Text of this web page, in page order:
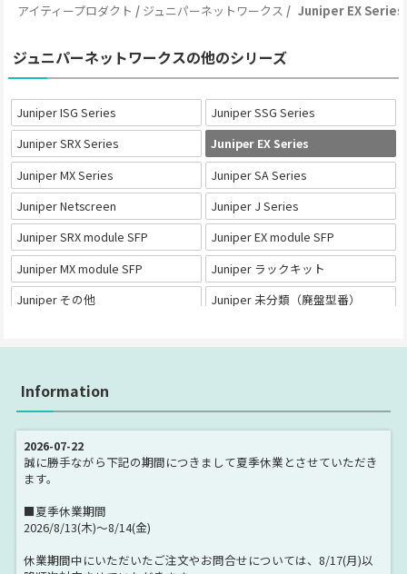
アイティープロダクト ジュニパーネットワークス Juniper EX Series
ジュニパーネットワークスの他のシリーズ
Juniper ISG Series
Juniper SSG Series
Juniper SRX Series
Juniper EX Series
Juniper MX Series
Juniper SA Series
Juniper Netscreen
Juniper J Series
Juniper SRX module SFP
Juniper EX module SFP
Juniper MX module SFP
Juniper ラックキット
Juniper その他
Juniper 未分類（廃盤型番）
Information
2026-07-22
誠に勝手ながら下記の期間につきまして夏季休業とさせていただき
ます。
■夏季休業期間
2026/8/13(木)～8/14(金)
休業期間中にいただいたご注文やお問合せについては、8/17(月)以